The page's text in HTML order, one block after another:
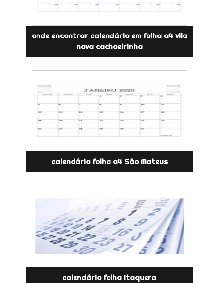
onde encontrar calendário em folha a4 vila
nova cachoeirinha
calendário folha a4 São Mateus
calendário folha Itaquera